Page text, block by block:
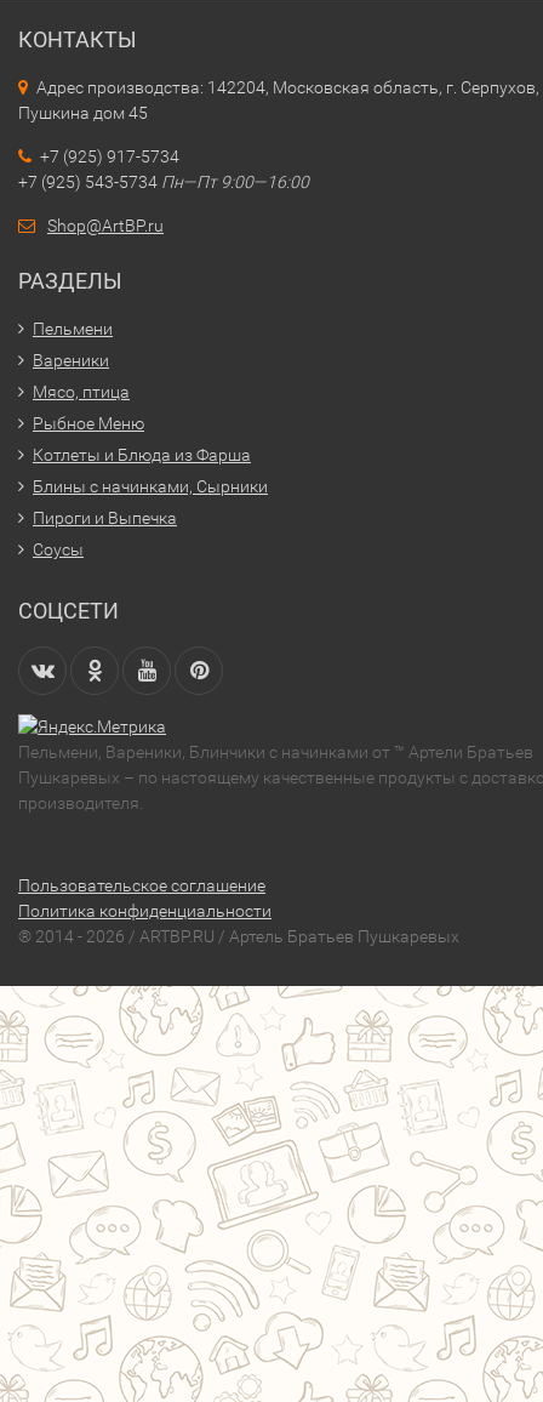
КОНТАКТЫ
Адрес производства: 142204, Московская область, г. Серпухов,
Пушкина дом 45
+7 (925) 917-5734
+7 (925) 543-5734 Пн—Пт 9:00—16:00
Shop@ArtBP.ru
РАЗДЕЛЫ
Пельмени
Вареники
Мясо, птица
Рыбное Меню
Котлеты и Блюда из Фарша
Блины с начинками, Сырники
Пироги и Выпечка
Соусы
СОЦСЕТИ
Пельмени, Вареники, Блинчики с начинками от ™ Артели Братьев
Пушкаревых – по настоящему качественные продукты с
производителя.
Пользовательское соглашение
Политика конфиденциальности
® 2014 - 2026 / ARTBP.RU / Артель Братьев Пушкаревых